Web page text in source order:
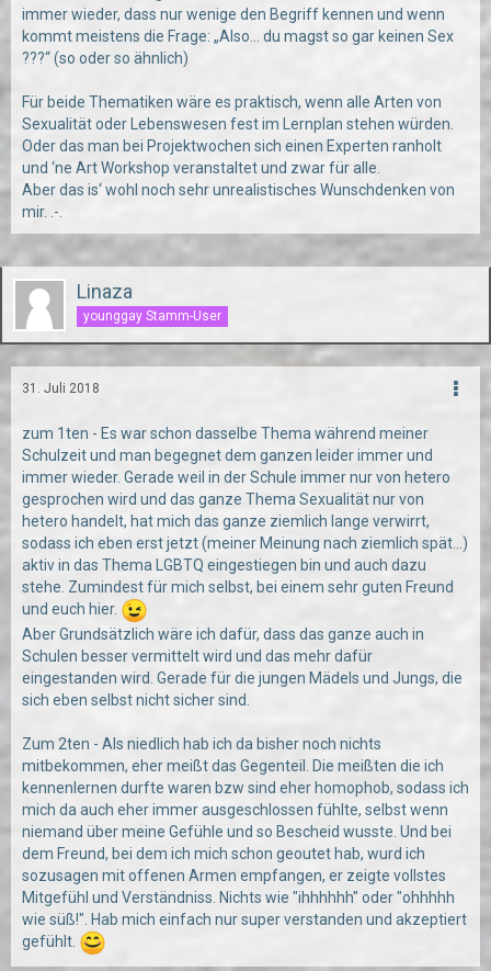
immer wieder, dass nur wenige den Begriff kennen und wenn
kommt meistens die Frage: „Also... du magst so gar keinen Sex
???“ (so oder so ähnlich)
Für beide Thematiken wäre es praktisch, wenn alle Arten von
Sexualität oder Lebenswesen fest im Lernplan stehen würden.
Oder das man bei Projektwochen sich einen Experten ranholt
und ‘ne Art Workshop veranstaltet und zwar für alle.
Aber das is‘ wohl noch sehr unrealistisches Wunschdenken von
mir. .-.
Linaza
younggay Stamm-User
31. Juli 2018
zum 1ten - Es war schon dasselbe Thema während meiner
Schulzeit und man begegnet dem ganzen leider immer und
immer wieder. Gerade weil in der Schule immer nur von hetero
gesprochen wird und das ganze Thema Sexualität nur von
hetero handelt, hat mich das ganze ziemlich lange verwirrt,
sodass ich eben erst jetzt (meiner Meinung nach ziemlich spät...)
aktiv in das Thema LGBTQ eingestiegen bin und auch dazu
stehe. Zumindest für mich selbst, bei einem sehr guten Freund
und euch hier.
Aber Grundsätzlich wäre ich dafür, dass das ganze auch in
Schulen besser vermittelt wird und das mehr dafür
eingestanden wird. Gerade für die jungen Mädels und Jungs, die
sich eben selbst nicht sicher sind.
Zum 2ten - Als niedlich hab ich da bisher noch nichts
mitbekommen, eher meißt das Gegenteil. Die meißten die ich
kennenlernen durfte waren bzw sind eher homophob, sodass ich
mich da auch eher immer ausgeschlossen fühlte, selbst wenn
niemand über meine Gefühle und so Bescheid wusste. Und bei
dem Freund, bei dem ich mich schon geoutet hab, wurd ich
sozusagen mit offenen Armen empfangen, er zeigte vollstes
Mitgefühl und Verständniss. Nichts wie "ihhhhhh" oder "ohhhhh
wie süß!". Hab mich einfach nur super verstanden und akzeptiert
gefühlt.